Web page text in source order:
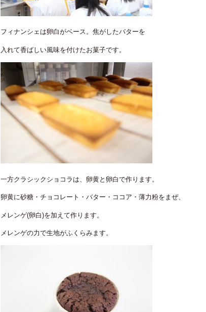
フィナンシェは卵白がベース。焦がしたバターを
入れて香ばしい風味を付けたお菓子です。
一方クラシックショコラは、卵黄と卵白で作ります。
卵黄に砂糖・チョコレート・バター・ココア・薄力粉をまぜ、
メレンゲ(卵白)を加えて作ります。
メレンゲの力で生地がふくらみます。